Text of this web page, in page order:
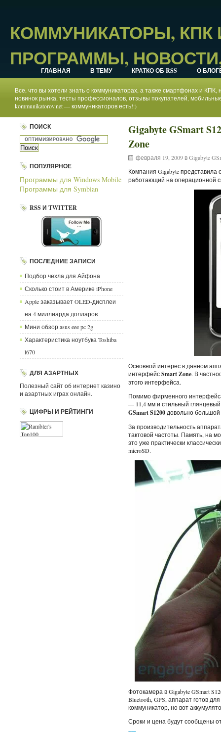
КОММУНИКАТОРЫ,
ПРОГРАММЫ,
ГЛАВНАЯ В ТЕМУ КРАТКО ОБ RSS О
Все, что вы хотели знать о коммуникаторах, а также смартфонах и
новинок рынка, тесты профессионалов, отзывы покупателей,
kommunikatorov.net — коммуникаторов есть!:)
ПОИСК
ПОПУЛЯРНОЕ
Программы для Windows Mobile
Программы для Symbian
RSS И TWITTER
ПОСЛЕДНИЕ ЗАПИСИ
Подбор чехла для Айфона
Сколько стоит в Америке iPhone
Apple заказывает OLED-дисплеи
на 4 миллиарда долларов
Мини обзор asus eee pc 2g
Характеристика ноутбука Toshiba
l670
ДЛЯ АЗАРТНЫХ
Полезный сайт об интернет казино
и азартных играх онлайн.
ЦИФРЫ И РЕЙТИНГИ
Gigabyte GSmart
Zone
февраля 19, 2009 вGigabyte
Компания Gigabyte
работающий на операционной
Основной интерес в данном
интерфейсSmart Zone. В
этого интерфейса.
Помимо фирменного
— 11,4 мм и стильный
GSmart S1200 довольно
За производительность
тактовой частоты. Память, на
это уже практически
microSD.
Фотокамера в Gigabyte GSmart
Bluetooth, GPS, аппарат готов
коммуникатор, но вот
Сроки и цена будут сообщены